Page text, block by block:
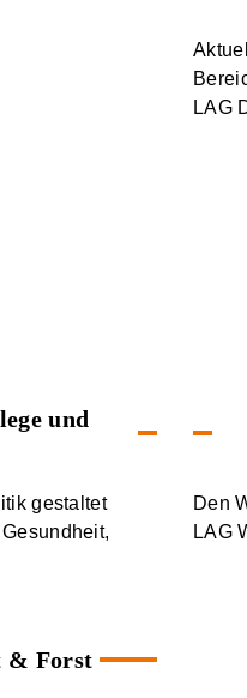
LAG
und
gestaltet
Den
LAG
& Forst